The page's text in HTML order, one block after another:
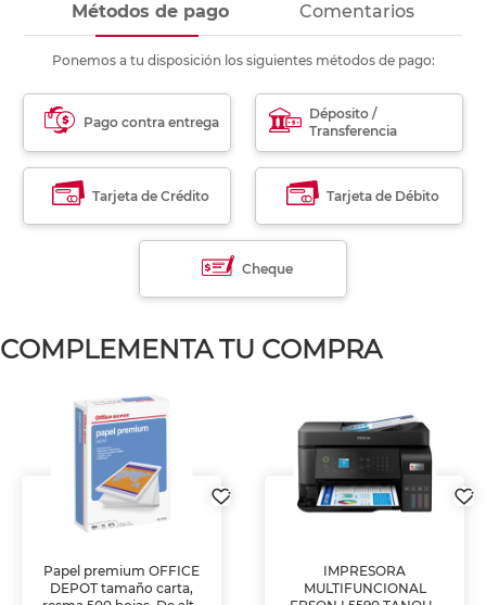
Métodos de pago Comentarios
Ponemos a tu disposición los siguientes métodos de pago:
Pago contra entrega
Déposito /
Transferencia
Tarjeta de Crédito Tarjeta de Débito
Cheque
COMPLEMENTA TU COMPRA
Papel premium OFFICE
DEPOT tamaño carta,
IMPRESORA
MULTIFUNCIONAL